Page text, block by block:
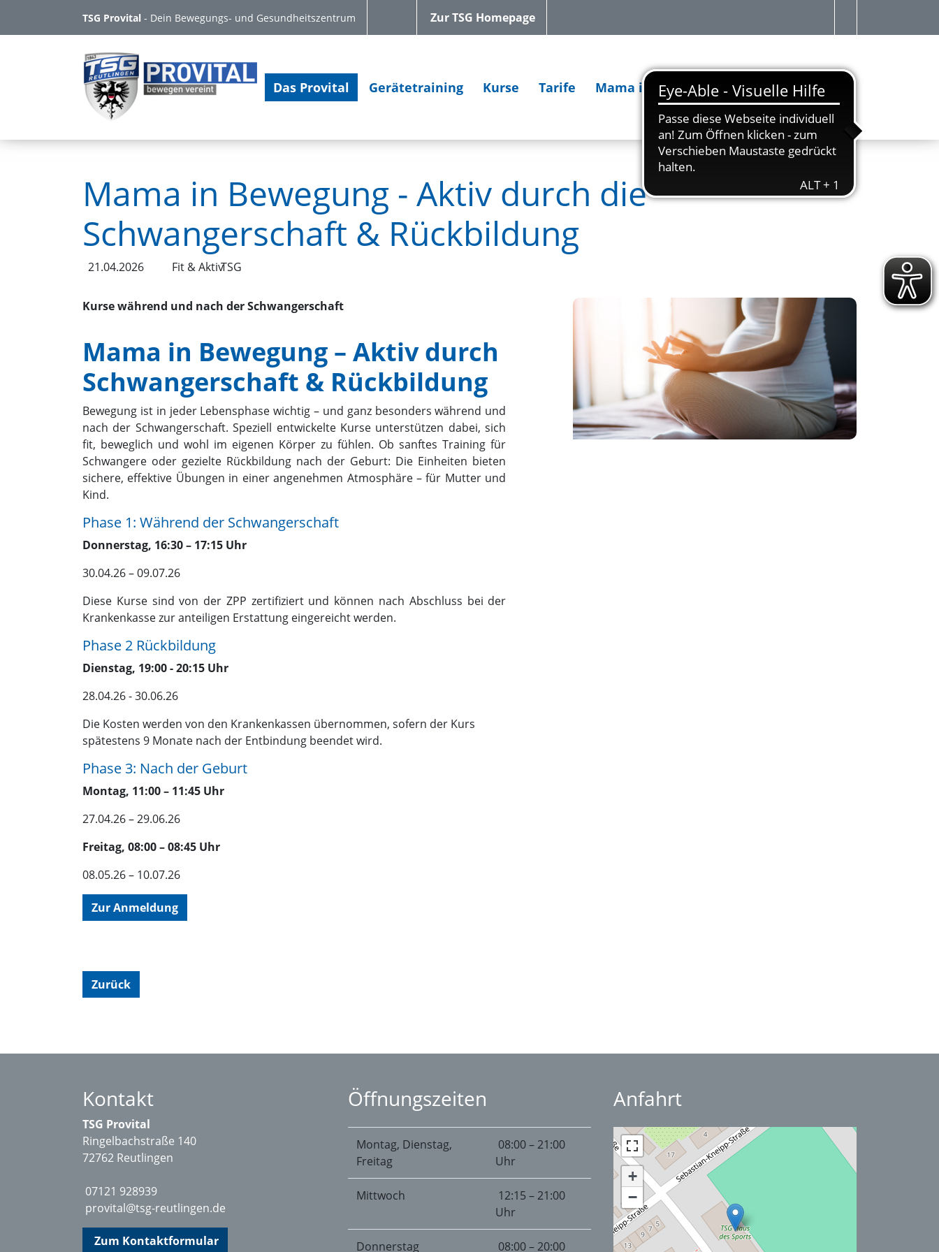
TSG Provital - Dein Bewegungs- und Gesundheitszentrum Zur TSG Homepage
Das Provital Gerätetraining Kurse Tarife Mama in Bewegung Rehasport BGF
Mama in Bewegung - Aktiv durch die
Schwangerschaft & Rückbildung
21.04.2026 Fit & AktivTSG
Kurse während und nach der Schwangerschaft
Mama in Bewegung – Aktiv durch
Schwangerschaft & Rückbildung
Bewegung ist in jeder Lebensphase wichtig – und ganz besonders während und
nach der Schwangerschaft. Speziell entwickelte Kurse unterstützen dabei, sich
fit, beweglich und wohl im eigenen Körper zu fühlen. Ob sanftes Training für
Schwangere oder gezielte Rückbildung nach der Geburt: Die Einheiten bieten
sichere, effektive Übungen in einer angenehmen Atmosphäre – für Mutter und
Kind.
Phase 1: Während der Schwangerschaft
Donnerstag, 16:30 – 17:15 Uhr
30.04.26 – 09.07.26
Diese Kurse sind von der ZPP zertifiziert und können nach Abschluss bei der
Krankenkasse zur anteiligen Erstattung eingereicht werden.
Phase 2 Rückbildung
Dienstag, 19:00 - 20:15 Uhr
28.04.26 - 30.06.26
Die Kosten werden von den Krankenkassen übernommen, sofern der Kurs
spätestens 9 Monate nach der Entbindung beendet wird.
Phase 3: Nach der Geburt
Montag, 11:00 – 11:45 Uhr
27.04.26 – 29.06.26
Freitag, 08:00 – 08:45 Uhr
08.05.26 – 10.07.26
Zur Anmeldung
Zurück
Kontakt
TSG Provital
Ringelbachstraße 140
72762 Reutlingen
07121 928939
provital@tsg-reutlingen.de
Zum Kontaktformular
Öffnungszeiten
Montag, Dienstag,
Freitag
08:00 – 21:00
Uhr
Mittwoch
12:15 – 21:00
Uhr
Donnerstag
08:00 – 20:00
Anfahrt
+
−